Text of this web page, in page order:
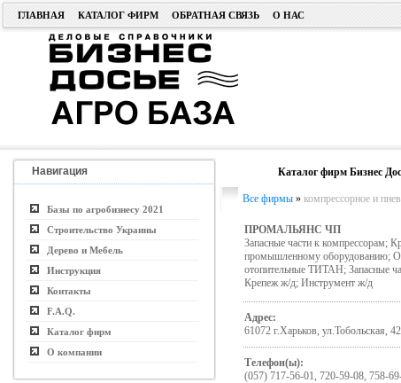
ГЛАВНАЯ КАТАЛОГ ФИРМ ОБРАТНАЯ СВЯЗЬ О НАС
Навигация
Базы по агробизнесу 2021
Строительство Украины
Дерево и Мебель
Инструкция
Контакты
F.A.Q.
Каталог фирм
О компании
Каталог фирм Бизнес
Все фирмы» компрессорное и
ПРОМАЛЬЯНС ЧП
Запасные части к компрессорам;
промышленному оборудованию;
отопительные ТИТАН; Запасные
Крепеж ж/д; Инструмент ж/д
Адрес:
61072 г.Харьков, ул.Тобольская,
Телефон(ы):
(057) 717-56-01, 720-59-08, 758-